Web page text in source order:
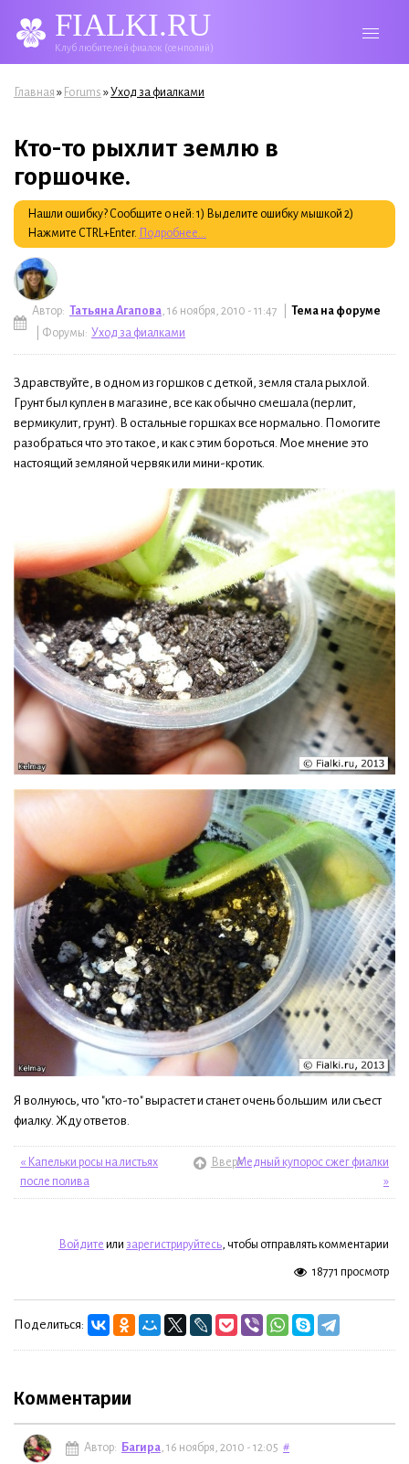
FIALKI.RU
Клуб любителей фиалок (сенполий)
Вы здесь
Главная » Forums »Уход за фиалками
Кто-то рыхлит землю в
горшочке.
Нашли ошибку? Сообщите о ней: 1) Выделите ошибку мышкой 2)
Нажмите CTRL+Enter. Подробнее...
Автор: Татьяна Агапова, 16 ноября, 2010 - 11:47 | Тема на форуме
| Форумы: Уход за фиалками
Здравствуйте, в одном из горшков с деткой, земля стала рыхлой.
Грунт был куплен в магазине, все как обычно смешала (перлит,
вермикулит, грунт). В остальные горшках все нормально. Помогите
разобраться что это такое, и как с этим бороться. Мое мнение это
настоящий земляной червяк или мини-кротик.
Я волнуюсь, что "кто-то" вырастет и станет очень большим или съест
фиалку. Жду ответов.
« Капельки росы на листьях
после полива
ВверхМедный купорос сжег фиалки
»
Войдите или зарегистрируйтесь, чтобы отправлять комментарии
18771 просмотр
Поделиться:
Комментарии
Автор: Багира, 16 ноября, 2010 - 12:05 #